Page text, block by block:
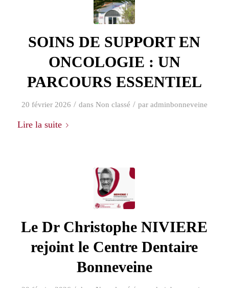
SOINS DE SUPPORT EN
ONCOLOGIE : UN
PARCOURS ESSENTIEL
20 février 2026 / dans Non classé / par adminbonneveine
Lire la suite
Le Dr Christophe NIVIERE
rejoint le Centre Dentaire
Bonneveine